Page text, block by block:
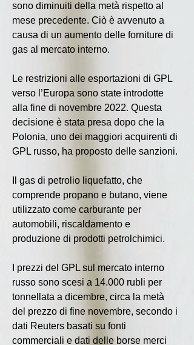
sono diminuiti della metà rispetto al
mese precedente. Ciò è avvenuto a
causa di un aumento delle forniture di
gas al mercato interno.
Le restrizioni alle esportazioni di GPL
verso l’Europa sono state introdotte
alla fine di novembre 2022. Questa
decisione è stata presa dopo che la
Polonia, uno dei maggiori acquirenti di
GPL russo, ha proposto delle sanzioni.
Il gas di petrolio liquefatto, che
comprende propano e butano, viene
utilizzato come carburante per
automobili, riscaldamento e
produzione di prodotti petrolchimici.
I prezzi del GPL sul mercato interno
russo sono scesi a 14.000 rubli per
tonnellata a dicembre, circa la metà
del prezzo di fine novembre, secondo i
dati Reuters basati su fonti
commerciali e dati delle borse merci